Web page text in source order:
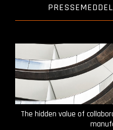
The hidden value of